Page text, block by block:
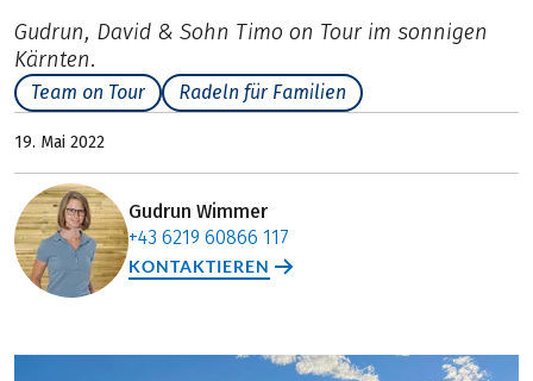
Gudrun, David & Sohn Timo on Tour im sonnigen
Kärnten.
Team on Tour Radeln für Familien
19. Mai 2022
Gudrun Wimmer
+43 6219 60866 117
KONTAKTIEREN